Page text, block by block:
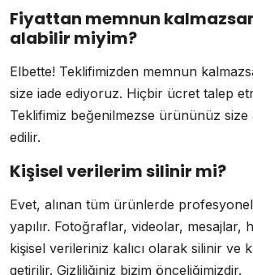
Fiyattan memnun
alabilir miyim?
Elbette! Teklifimizden memnun
size iade ediyoruz. Hiçbir ücret talep
Teklifimiz beğenilmezse ürününüz size
edilir.
Kişisel verilerim silinir mi?
Evet, alınan tüm ürünlerde
yapılır. Fotoğraflar, videolar, mesajlar,
kişisel verileriniz kalıcı olarak silinir ve
getirilir. Gizliliğiniz bizim önceliğimizdir.